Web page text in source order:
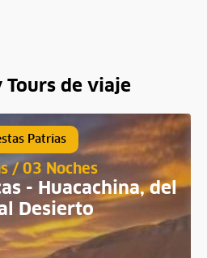
Tours de viaje
Patrias
/ 03 Noches
- Huacachina, del
Desierto